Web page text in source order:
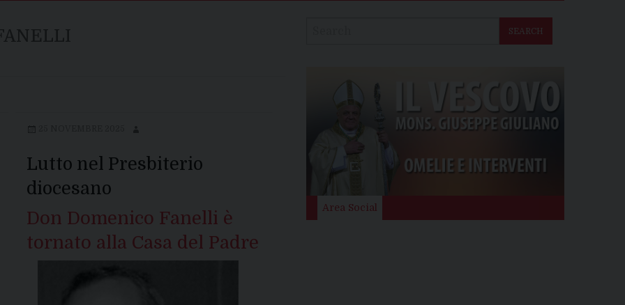
Lutto nel Presbiterio
diocesano
Don Domenico Fanelli è
tornato alla Casa del Padre
SEARCH
Area Social